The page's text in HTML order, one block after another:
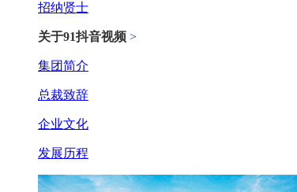
招纳贤士
关于91抖音视频 >
集团简介
总裁致辞
企业文化
发展历程